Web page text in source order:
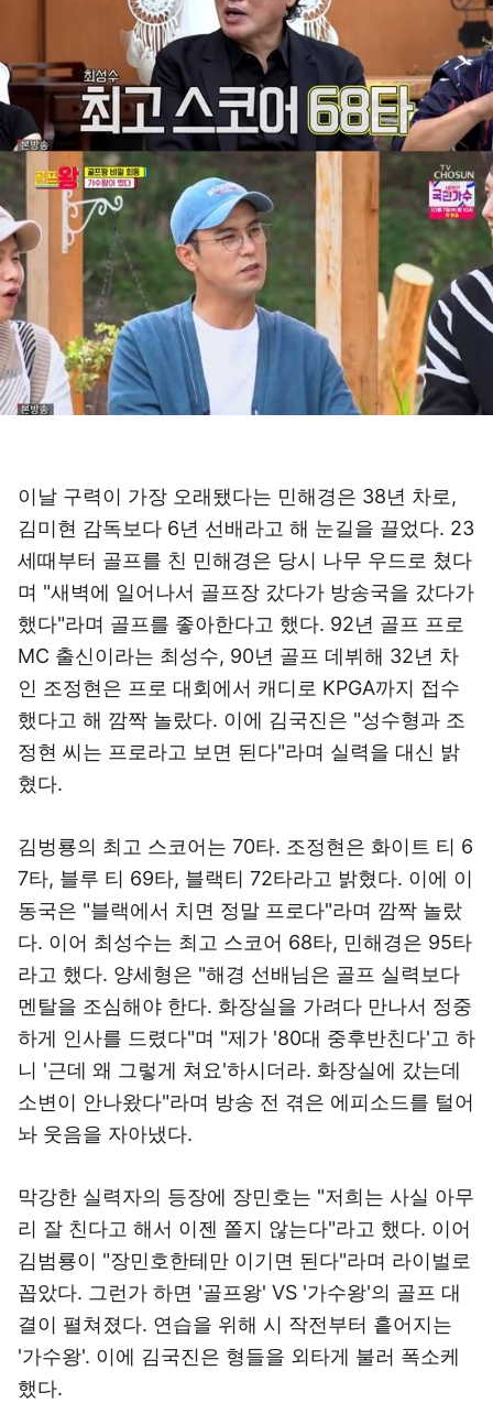
이날 구력이 가장 오래됐다는 민해경은 38년 차로,
김미현 감독보다 6년 선배라고 해 눈길을 끌었다. 23
세때부터 골프를 친 민해경은 당시 나무 우드로 쳤다
며 "새벽에 일어나서 골프장 갔다가 방송국을 갔다가
했다"라며 골프를 좋아한다고 했다. 92년 골프 프로
MC 출신이라는 최성수, 90년 골프 데뷔해 32년 차
인 조정현은 프로 대회에서 캐디로 KPGA까지 접수
했다고 해 깜짝 놀랐다. 이에 김국진은 "성수형과 조
정현 씨는 프로라고 보면 된다"라며 실력을 대신 밝
혔다.
김벙룡의 최고 스코어는 70타. 조정현은 화이트 티 6
7타, 블루 티 69타, 블랙티 72타라고 밝혔다. 이에 이
동국은 "블랙에서 치면 정말 프로다"라며 깜짝 놀랐
다. 이어 최성수는 최고 스코어 68타, 민해경은 95타
라고 했다. 양세형은 "해경 선배님은 골프 실력보다
멘탈을 조심해야 한다. 화장실을 가려다 만나서 정중
하게 인사를 드렸다"며 "제가 '80대 중후반친다'고 하
니 '근데 왜 그렇게 쳐요'하시더라. 화장실에 갔는데
소변이 안나왔다"라며 방송 전 겪은 에피소드를 털어
놔 웃음을 자아냈다.
막강한 실력자의 등장에 장민호는 "저희는 사실 아무
리 잘 친다고 해서 이젠 쫄지 않는다"라고 했다. 이어
김범룡이 "장민호한테만 이기면 된다"라며 라이벌로
꼽았다. 그런가 하면 '골프왕' VS '가수왕'의 골프 대
결이 펼쳐졌다. 연습을 위해 시 작전부터 흩어지는
'가수왕'. 이에 김국진은 형들을 외타게 불러 폭소케
했다.